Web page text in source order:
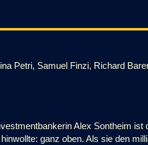
Petri, Samuel Finzi, Richard
Alex Sontheim
ganz oben. Als sie den